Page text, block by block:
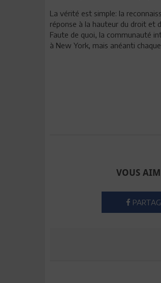
La vérité est simple: la
réponse à la hauteur du droit et
Faute de quoi, la communauté
à New York, mais anéanti
VOUS